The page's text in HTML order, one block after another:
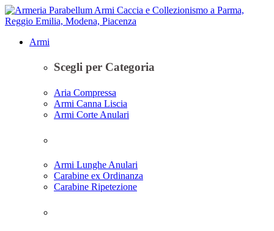
Armi
Scegli per Categoria
Aria Compressa
Armi Canna Liscia
Armi Corte Anulari
Armi Lunghe Anulari
Carabine ex Ordinanza
Carabine Ripetezione